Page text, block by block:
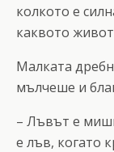
колкото е
каквото
Малката
мълчеше и
– Лъвът е
е лъв, когато